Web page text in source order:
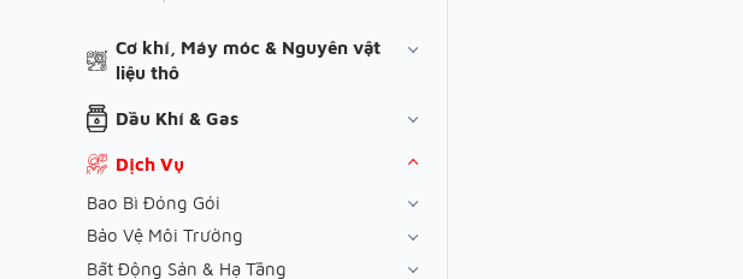
Cơ khí, Máy móc & Nguyên vật
liệu thô
Dầu Khí & Gas
Dịch Vụ
Bao Bì Đóng Gói
Bảo Vệ Môi Trường
Bất Động Sản & Hạ Tầng